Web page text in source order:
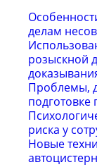
делам
розыскной
Проблемы,
риска у
Новые